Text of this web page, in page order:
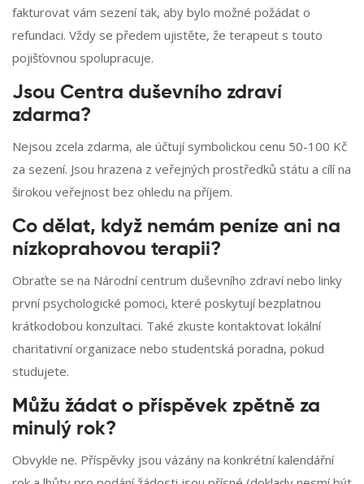
fakturovat vám sezení tak, aby bylo možné požádat o
refundaci. Vždy se předem ujistěte, že terapeut s touto
pojišťovnou spolupracuje.
Jsou Centra duševního zdraví
zdarma?
Nejsou zcela zdarma, ale účtují symbolickou cenu 50-100 Kč
za sezení. Jsou hrazena z veřejných prostředků státu a cílí na
širokou veřejnost bez ohledu na příjem.
Co dělat, když nemám peníze ani na
nízkoprahovou terapii?
Obraťte se na Národní centrum duševního zdraví nebo linky
první psychologické pomoci, které poskytují bezplatnou
krátkodobou konzultaci. Také zkuste kontaktovat lokální
charitativní organizace nebo studentská poradna, pokud
studujete.
Můžu žádat o příspěvek zpětně za
minulý rok?
Obvykle ne. Příspěvky jsou vázány na konkrétní kalendářní